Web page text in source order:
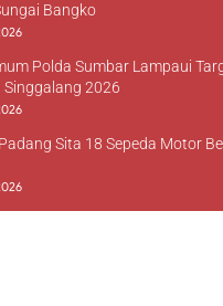
Bangko
Polda Sumbar Lampaui
Singgalang 2026
Sita 18 Sepeda Motor